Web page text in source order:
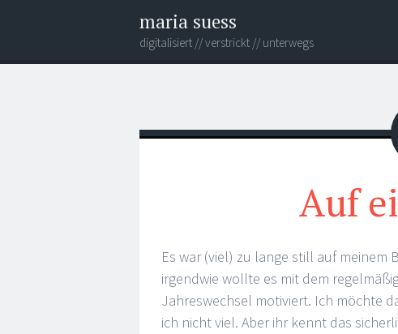
maria suess
digitalisiert // verstrickt // unterwegs
Menü
Widgets
Verweise
Suchen
Auf
Es war (viel) zu lange still auf
irgendwie wollte es mit dem
Jahreswechsel motiviert. Ich möchte
ich nicht viel. Aber ihr kennt das